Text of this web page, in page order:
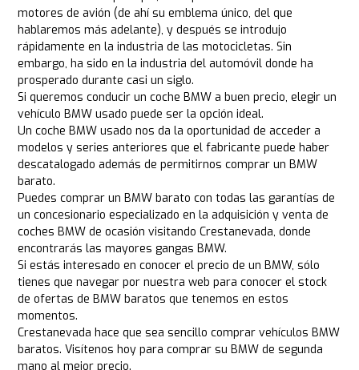
motores de avión (de ahí su emblema único, del que
hablaremos más adelante), y después se introdujo
rápidamente en la industria de las motocicletas. Sin
embargo, ha sido en la industria del automóvil donde ha
prosperado durante casi un siglo.
Si queremos conducir un coche BMW a buen precio, elegir un
vehículo BMW usado puede ser la opción ideal.
Un coche BMW usado nos da la oportunidad de acceder a
modelos y series anteriores que el fabricante puede haber
descatalogado además de permitirnos comprar un BMW
barato.
Puedes comprar un BMW barato con todas las garantías de
un concesionario especializado en la adquisición y venta de
coches BMW de ocasión visitando Crestanevada, donde
encontrarás las mayores gangas BMW.
Si estás interesado en conocer el precio de un BMW, sólo
tienes que navegar por nuestra web para conocer el stock
de ofertas de BMW baratos que tenemos en estos
momentos.
Crestanevada hace que sea sencillo comprar vehículos BMW
baratos. Visítenos hoy para comprar su BMW de segunda
mano al mejor precio.